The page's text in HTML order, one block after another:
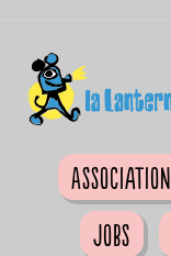
Association
Jobs